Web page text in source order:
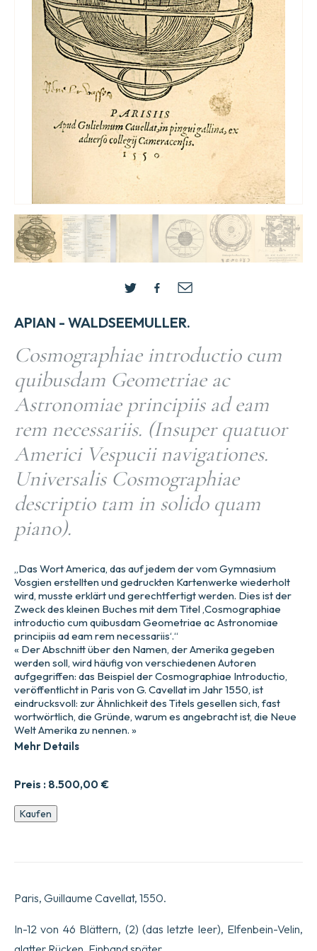
APIAN - WALDSEEMULLER.
Cosmographiae introductio cum
quibusdam Geometriae ac
Astronomiae principiis ad eam
rem necessariis. (Insuper quatuor
Americi Vespucii navigationes.
Universalis Cosmographiae
descriptio tam in solido quam
piano).
Preis : 8.500,00 €
„Das Wort America, das auf jedem der vom Gymnasium
Vosgien erstellten und gedruckten Kartenwerke wiederholt
wird, musste erklärt und gerechtfertigt werden. Dies ist der
Zweck des kleinen Buches mit dem Titel ‚Cosmographiae
introductio cum quibusdam Geometriae ac Astronomiae
principiis ad eam rem necessariis‘.“
« Der Abschnitt über den Namen, der Amerika gegeben
werden soll, wird häufig von verschiedenen Autoren
aufgegriffen: das Beispiel der Cosmographiae Introductio,
veröffentlicht in Paris von G. Cavellat im Jahr 1550, ist
eindrucksvoll: zur Ähnlichkeit des Titels gesellen sich, fast
wortwörtlich, die Gründe, warum es angebracht ist, die Neue
Welt Amerika zu nennen. »
Mehr Details
Einführung
in
diesen
notwendigen
Kaufen
Paris, Guillaume Cavellat, 1550.
In-12 von 46 Blättern, (2) (das letzte leer), Elfenbein-Velin,